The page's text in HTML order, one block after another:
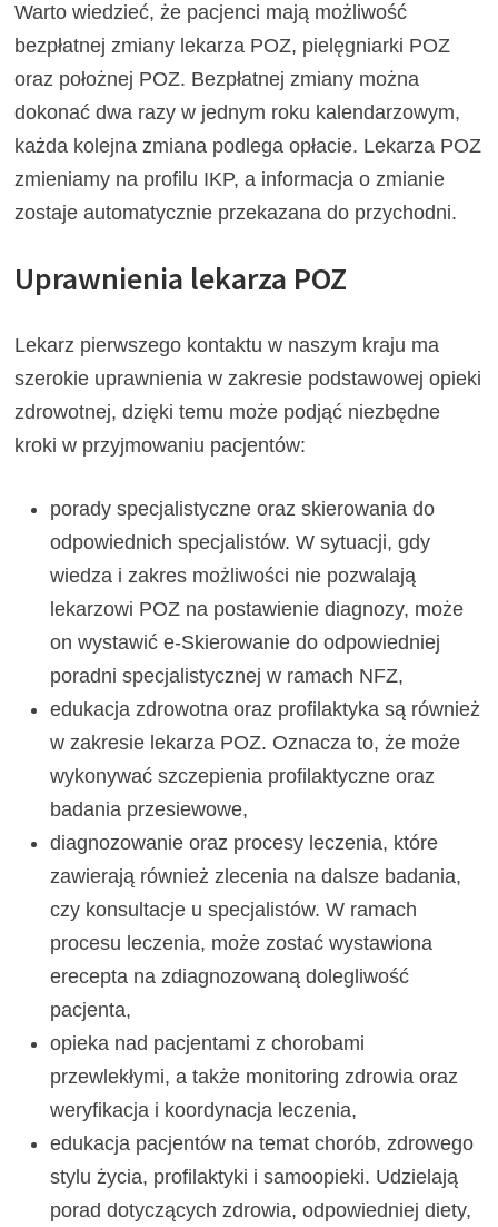
Warto wiedzieć, że pacjenci mają możliwość
bezpłatnej zmiany lekarza POZ, pielęgniarki POZ
oraz położnej POZ. Bezpłatnej zmiany można
dokonać dwa razy w jednym roku kalendarzowym,
każda kolejna zmiana podlega opłacie. Lekarza POZ
zmieniamy na profilu IKP, a informacja o zmianie
zostaje automatycznie przekazana do przychodni.
Uprawnienia lekarza POZ
Lekarz pierwszego kontaktu w naszym kraju ma
szerokie uprawnienia w zakresie podstawowej opieki
zdrowotnej, dzięki temu może podjąć niezbędne
kroki w przyjmowaniu pacjentów:
porady specjalistyczne oraz skierowania do
odpowiednich specjalistów. W sytuacji, gdy
wiedza i zakres możliwości nie pozwalają
lekarzowi POZ na postawienie diagnozy, może
on wystawić e-Skierowanie do odpowiedniej
poradni specjalistycznej w ramach NFZ,
edukacja zdrowotna oraz profilaktyka są również
w zakresie lekarza POZ. Oznacza to, że może
wykonywać szczepienia profilaktyczne oraz
badania przesiewowe,
diagnozowanie oraz procesy leczenia, które
zawierają również zlecenia na dalsze badania,
czy konsultacje u specjalistów. W ramach
procesu leczenia, może zostać wystawiona
erecepta na zdiagnozowaną dolegliwość
pacjenta,
opieka nad pacjentami z chorobami
przewlekłymi, a także monitoring zdrowia oraz
weryfikacja i koordynacja leczenia,
edukacja pacjentów na temat chorób, zdrowego
stylu życia, profilaktyki i samoopieki. Udzielają
porad dotyczących zdrowia, odpowiedniej diety,